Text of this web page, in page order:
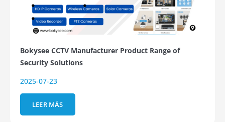
Bokysee CCTV Manufacturer Product Range of
Security Solutions
2025-07-23
LEER MÁS